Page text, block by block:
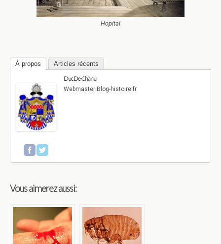
Hopital
À propos
Articles récents
Duc De Chanu
Webmaster Blog-histoire.fr
Vous aimerez aussi: